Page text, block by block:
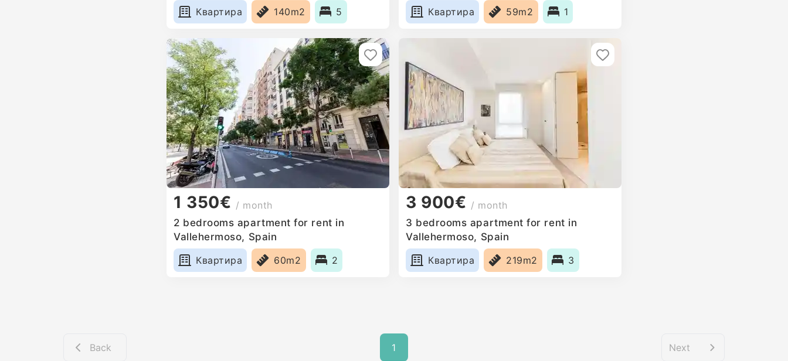
Квартира
140m2 5
Квартира
59m2 1
1 350€ / month
2 bedrooms apartment for rent in
Vallehermoso, Spain
Квартира
60m2 2
3 900€ / month
3 bedrooms apartment for rent in
Vallehermoso, Spain
Квартира
219m2 3
Back 1 Next